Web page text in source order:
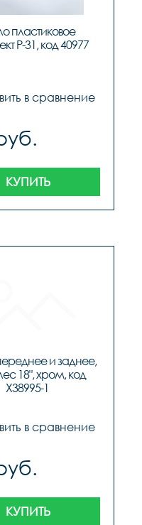
пластиковое
P-31, код 40977
в сравнение
КУПИТЬ
и заднее,
18", хром, код
Х38995-1
в сравнение
КУПИТЬ